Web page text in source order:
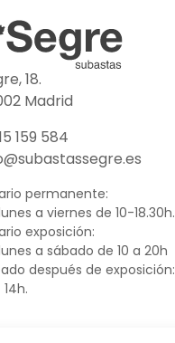
18.
Madrid
159 584
permanente:
a viernes de 10-18.30h.
exposición:
a sábado de 10 a 20h
después de exposición:
14h.